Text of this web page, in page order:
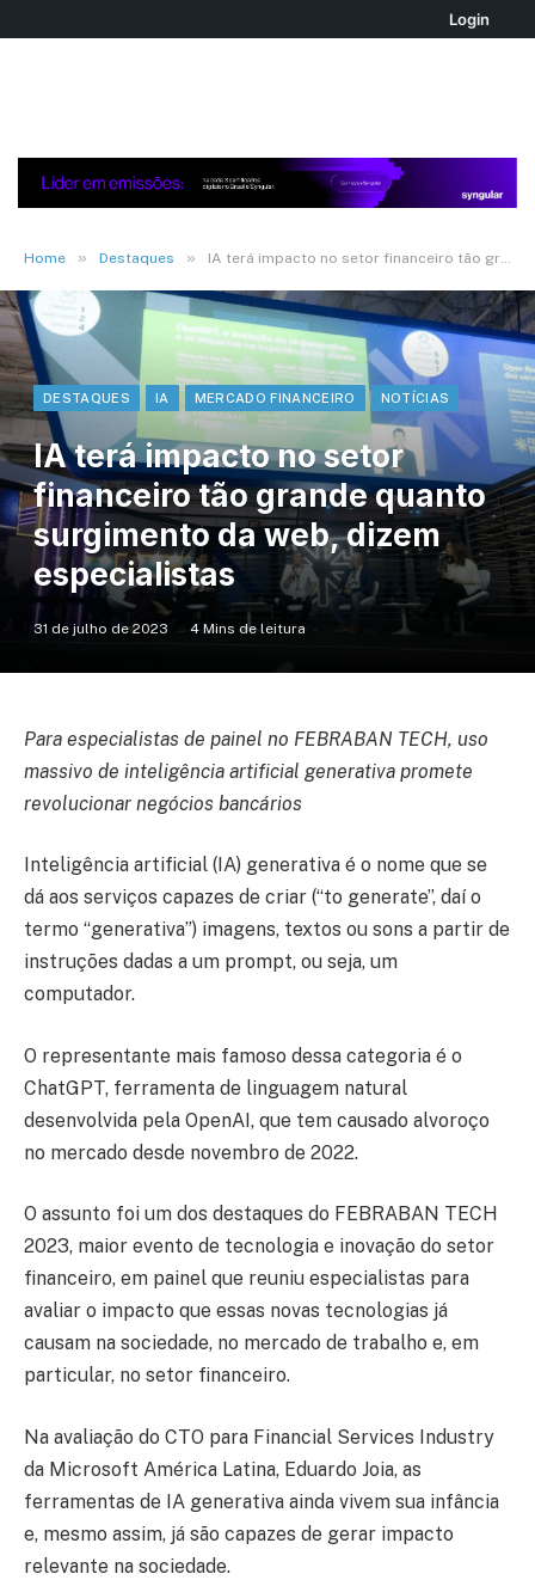
Login
Home » Destaques » IA terá impacto no setor financeiro tão grande quanto surgimento da web, dizem especialistas
DESTAQUES IA MERCADO FINANCEIRO NOTÍCIAS
IA terá impacto no setor
financeiro tão grande quanto
surgimento da web, dizem
especialistas
31 de julho de 2023 4 Mins de leitura
Para especialistas de painel no FEBRABAN TECH, uso
massivo de inteligência artificial generativa promete
revolucionar negócios bancários
Inteligência artificial (IA) generativa é o nome que se
dá aos serviços capazes de criar (“to generate”, daí o
termo “generativa”) imagens, textos ou sons a partir de
instruções dadas a um prompt, ou seja, um
computador.
O representante mais famoso dessa categoria é o
ChatGPT, ferramenta de linguagem natural
desenvolvida pela OpenAI, que tem causado alvoroço
no mercado desde novembro de 2022.
O assunto foi um dos destaques do FEBRABAN TECH
2023, maior evento de tecnologia e inovação do setor
financeiro, em painel que reuniu especialistas para
avaliar o impacto que essas novas tecnologias já
causam na sociedade, no mercado de trabalho e, em
particular, no setor financeiro.
Na avaliação do CTO para Financial Services Industry
da Microsoft América Latina, Eduardo Joia, as
ferramentas de IA generativa ainda vivem sua infância
e, mesmo assim, já são capazes de gerar impacto
relevante na sociedade.